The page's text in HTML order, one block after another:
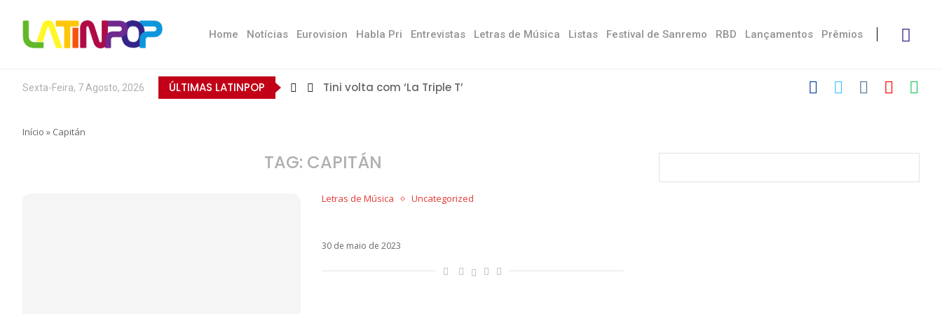
Home Notícias Eurovision Habla Pri Entrevistas Letras de Música Listas Festival de Sanremo RBD Lançamentos Prêmios
Sexta-Feira, 7 Agosto, 2026 ÚLTIMAS LATINPOP Tini volta com ‘La Triple T’
Início » Capitán
TAG: CAPITÁN
Letras de Música Uncategorized
30 de maio de 2023